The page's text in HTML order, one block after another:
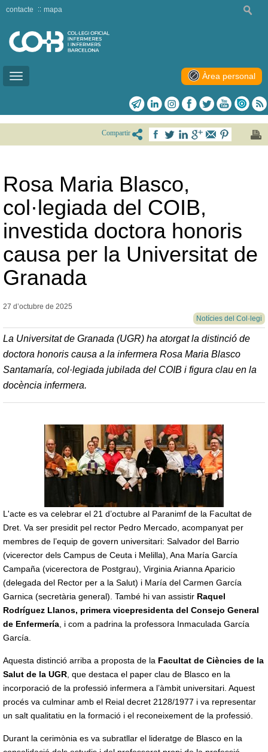
Toggle
contacte mapa
Àrea personal
Compartir
Rosa Maria Blasco,
col·legiada del COIB,
investida doctora honoris
causa per la Universitat de
Granada
27 d’octubre de 2025
Notícies del Col·legi
La Universitat de Granada (UGR) ha atorgat la distinció de
doctora honoris causa a la infermera Rosa Maria Blasco
Santamaría, col·legiada jubilada del COIB i figura clau en la
docència infermera.
L'acte es va celebrar el 21 d’octubre al Paranimf de la Facultat de
Dret. Va ser presidit pel rector Pedro Mercado, acompanyat per
membres de l’equip de govern universitari: Salvador del Barrio
(vicerector dels Campus de Ceuta i Melilla), Ana María García
Campaña (vicerectora de Postgrau), Virginia Arianna Aparicio
(delegada del Rector per a la Salut) i María del Carmen García
Garnica (secretària general). També hi van assistir Raquel
Rodríguez Llanos, primera vicepresidenta del Consejo General
de Enfermería, i com a padrina la professora Inmaculada García
García.
Aquesta distinció arriba a proposta de la Facultat de Ciències de la
Salut de la UGR, que destaca el paper clau de Blasco en la
incorporació de la professió infermera a l’àmbit universitari. Aquest
procés va culminar amb el Reial decret 2128/1977 i va representar
un salt qualitatiu en la formació i el reconeixement de la professió.
Durant la cerimònia es va subratllar el lideratge de Blasco en la